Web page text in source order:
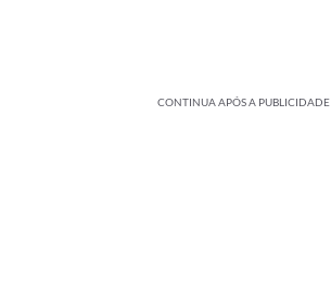
CONTINUA APÓS A PUBLICIDADE